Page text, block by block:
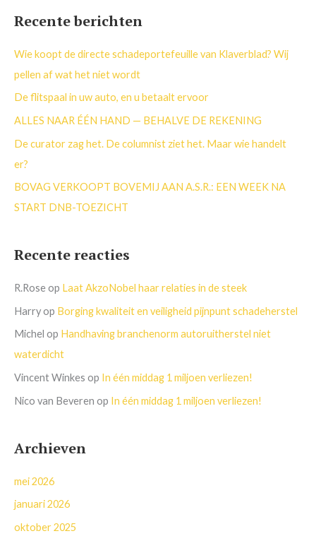
n
a
a
r
Recente berichten
Wie koopt de directe schadeportefeuille van Klaverblad? Wij
pellen af wat het niet wordt
De flitspaal in uw auto, en u betaalt ervoor
ALLES NAAR ÉÉN HAND — BEHALVE DE REKENING
De curator zag het. De columnist ziet het. Maar wie handelt
er?
BOVAG VERKOOPT BOVEMIJ AAN A.S.R.: EEN WEEK NA
START DNB-TOEZICHT
Recente reacties
R.Roseop Laat AkzoNobel haar relaties in de steek
Harryop Borging kwaliteit en veiligheid pijnpunt schadeherstel
Michel op Handhaving branchenorm autoruitherstel niet
waterdicht
Vincent Winkes op In één middag 1 miljoen verliezen!
Nico van Beveren op In één middag 1 miljoen verliezen!
Archieven
mei 2026
januari 2026
oktober 2025